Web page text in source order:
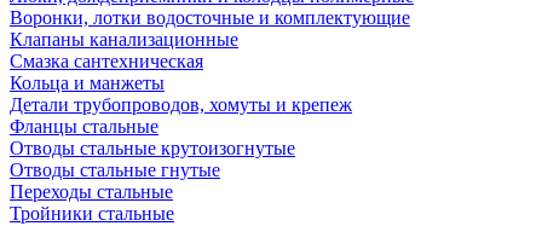
Воронки, лотки водосточные и комплектующие
Клапаны канализационные
Смазка сантехническая
Кольца и манжеты
Детали трубопроводов, хомуты и крепеж
Фланцы стальные
Отводы стальные крутоизогнутые
Отводы стальные гнутые
Переходы стальные
Тройники стальные